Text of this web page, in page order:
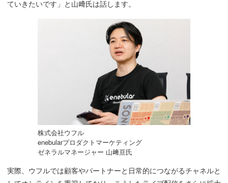
ていきたいです」と山﨑氏は話します。
株式会社ウフル
enebularプロダクトマーケティング
ゼネラルマネージャー 山﨑亘氏
実際、ウフルでは顧客やパートナーと日常的につながるチャネルと